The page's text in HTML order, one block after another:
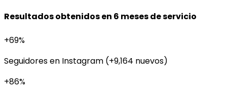
Resultados obtenidos en 6 meses de servicio
+69%
Seguidores en Instagram (+9,164 nuevos)
+86%